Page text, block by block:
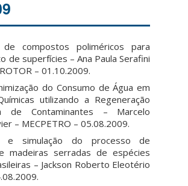
de compostos poliméricos para
de superfícies – Ana Paula Serafini
– 01.10.2009.
do Consumo de Água em
utilizando a Regeneração
de Contaminantes – Marcelo
– MECPETRO – 05.08.2009.
e simulação do processo de
madeiras serradas de espécies
– Jackson Roberto Eleotério